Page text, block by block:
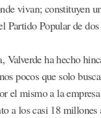
vivan; constituyen
Partido Popular de dos
Valverde ha hecho
pocos que solo
el mismo a la
a los casi 18